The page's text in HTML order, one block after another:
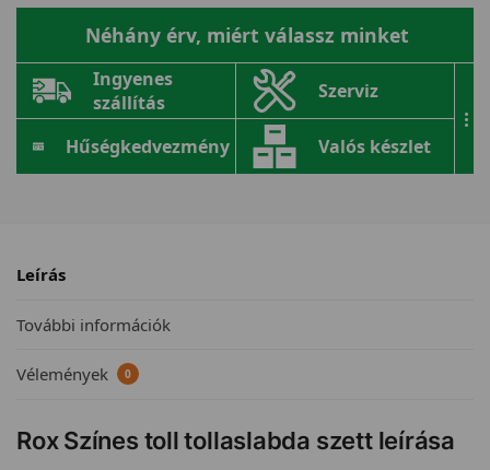
Néhány érv, miért válassz minket
Ingyenes
szállítás
Szerviz
Hűségkedvezmény Valós készlet
...
Leírás
További információk
Vélemények 0
Rox Színes toll tollaslabda szett leírása